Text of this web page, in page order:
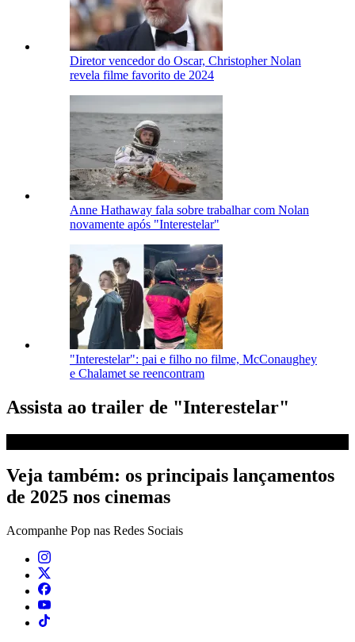
Diretor vencedor do Oscar, Christopher Nolan
revela filme favorito de 2024
Anne Hathaway fala sobre trabalhar com Nolan
novamente após "Interestelar"
"Interestelar": pai e filho no filme, McConaughey
e Chalamet se reencontram
Assista ao trailer de "Interestelar"
Veja também: os principais lançamentos
de 2025 nos cinemas
Acompanhe Pop nas Redes Sociais